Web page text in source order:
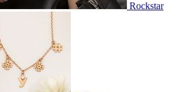
Rockstar